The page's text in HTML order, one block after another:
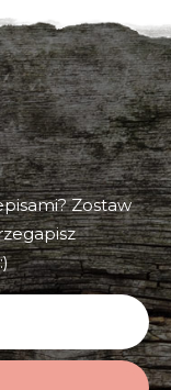
Zostaw